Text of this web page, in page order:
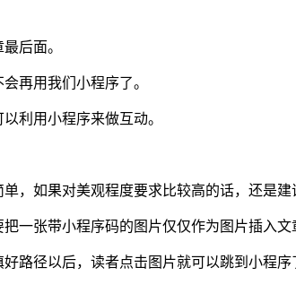
后面。
再用我们小程序了。
利用小程序来做互动。
，如果对美观程度要求比较高的话，还是
一张带小程序码的图片仅仅作为图片插入文
路径以后，读者点击图片就可以跳到小程序